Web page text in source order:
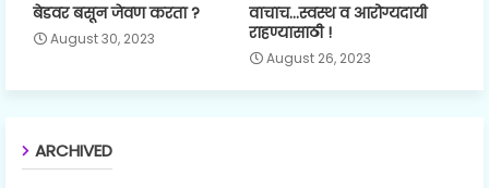
बेडवर बसून जेवण करता ?
August 30, 2023
वाचाच...स्वस्थ व आरोग्यदायी
राहण्यासाठी !
August 26, 2023
ARCHIVED